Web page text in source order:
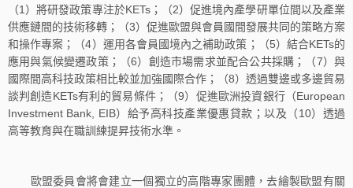
（1）將研發政策專注於KETs；（2）促進境內產學研單位間以及產業
供應鏈間的技術移轉；（3）促進歐盟與會員國間發展共同的策略方案
和操作專案；（4）運用各會員國境內之補助政策；（5）結合KETs的
應用與氣候變遷政策；（6）創造市場需求並配合公共採購；（7）與
國際間高科技政策相比較並加強國際合作；（8）透過雙邊或多邊貿易
談判創造KETs有利的貿易條件；（9）促進歐洲投資銀行（European
Investment Bank, EIB）給予高科技產業優惠貸款；以及（10）透過
高等教育與在職訓練提昇技術水準。
歐盟委員會將會建立一個獨立的高階專家團體，去繪製歐盟有關